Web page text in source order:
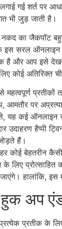
गई शर्त पर
भी जुड़ जाती है।
का जैकपॉट
इस सरल
है और आप इसे
कोई अतिरिक्त
प्रतीकों
आमतौर पर
यह कई
उदाहरण हैप्पी
हैं।
हर कोई
लिए
हालांकि, इस
हुक अप
प्रतीक के लिए